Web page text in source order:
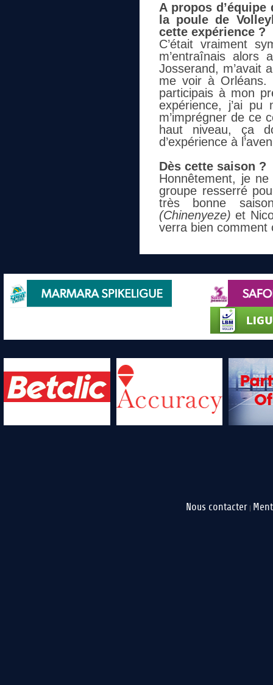
A propos
la poule de
cette expérience ?
C’était vraiment
m’entraînais alors
Josserand, m’avait
me voir à Orléans.
participais à mon
expérience, j’ai
m’imprégner de ce
haut niveau, ça
d’expérience à
Dès cette saison ?
Honnêtement, je
groupe resserré
très bonne
(Chinenyeze) et
verra bien comment
Nous contacter |